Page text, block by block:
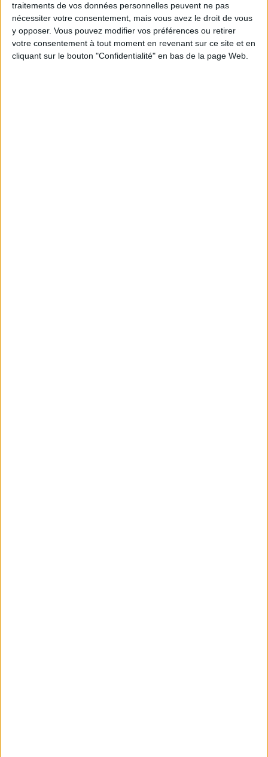
traitements de vos données personnelles peuvent ne pas
nécessiter votre consentement, mais vous avez le droit de vous
y opposer. Vous pouvez modifier vos préférences ou retirer
votre consentement à tout moment en revenant sur ce site et en
cliquant sur le bouton "Confidentialité" en bas de la page Web.